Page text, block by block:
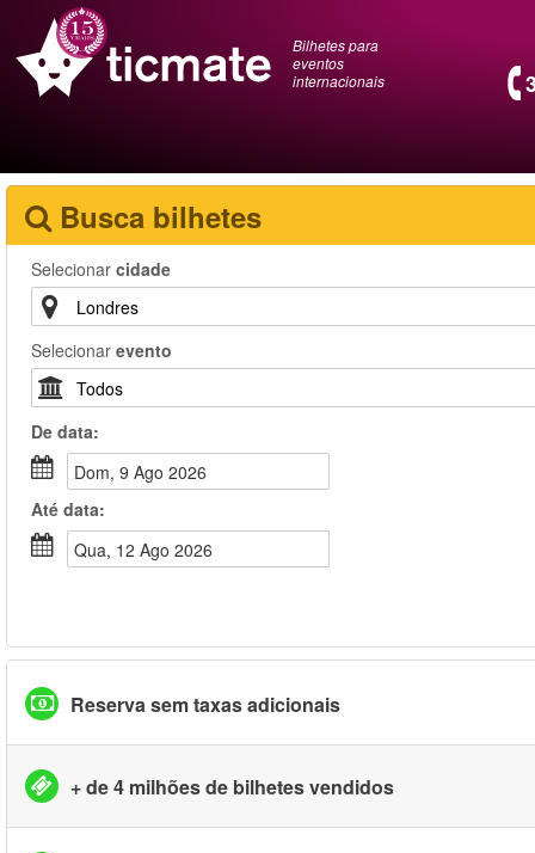
Bilhetes para
eventos
internacionais
Busca bilhetes
Selecionar cidade
Selecionar evento
De data:
Dom, 9 Ago 2026
Até data:
Qua, 12 Ago 2026
Reserva sem taxas adicionais
+ de 4 milhões de bilhetes vendidos